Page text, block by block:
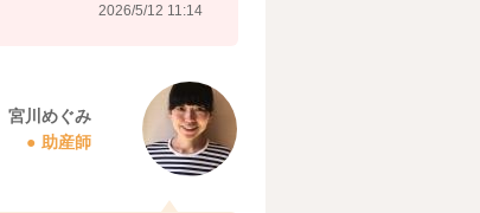
2026/5/12 11:14
宮川めぐみ
助産師